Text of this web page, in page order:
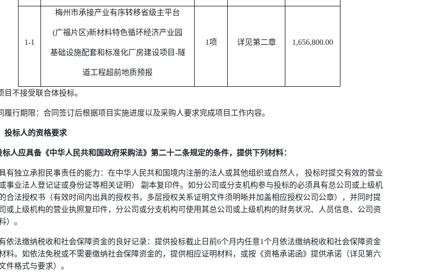
1-1
梅州市承接产业有序转移省级主平台
(广福片区)新材料特色循环经济产业园
基础设施配套和标准化厂房建设项目-隧
道工程超前地质预报
1项 详见第二章 1,656,800.00
目不接受联合体投标。
履行期限：合同签订后根据项目实施进度以及采购人要求完成项目工作内容。
投标人的资格要求
标人应具备《中华人民共和国政府采购法》第二十二条规定的条件，提供下列材料：
有独立承担民事责任的能力： 在中华人民共和国境内注册的法人或其他组织或自然人， 投标时提交有效的营业
事业法人登记证或身份证等相关证明） 副本复印件。如分公司或分支机构参与投标的必须具有总公司或上级机
合法授权书（有效时间内出具的授权书，多层授权关系证明文件须明晰并加盖相应授权公司公章），并同时提
或上级机构的营业执照复印件，分公司或分支机构可使用其总公司或上级机构的财务状况、人员信息、公司资
）。
依法缴纳税收和社会保障资金的良好记录： 提供投标截止日前6个月内任意1个月依法缴纳税收和社会保障资金
料。如依法免税或不需要缴纳社会保障资金的，提供相应证明材料， 或按《资格承诺函》提供承诺（详见第六
件格式与要求）。